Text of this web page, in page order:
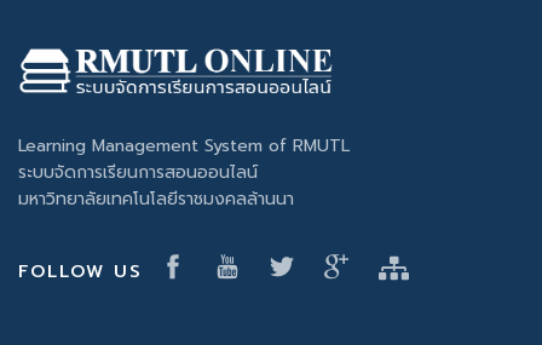
Learning Management System of RMUTL
ระบบจัดการเรียนการสอนออนไลน์
มหาวิทยาลัยเทคโนโลยีราชมงคลล้านนา
FOLLOW US